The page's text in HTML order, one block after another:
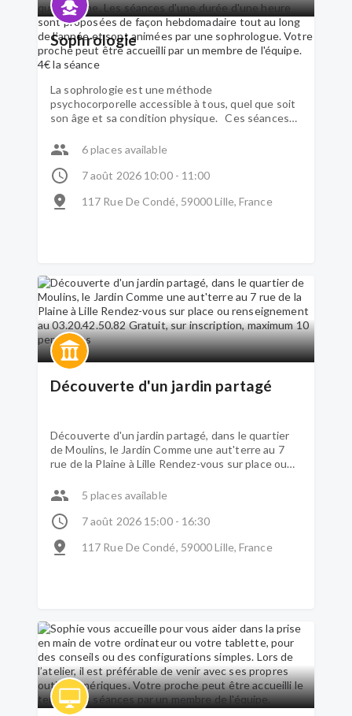
Sophrologie
La sophrologie est une méthode
psychocorporelle accessible à tous, quel que soit
son âge et sa condition physique. Ces séances
prendre soin de soi » dans le quotidien et d'offrir
quotidienne. Les séances d'une durée d'une
tout au long de l’année et sont animées par une
6 places available
7 août 2026 10:00 - 11:00
117 Rue De Condé, 59000 Lille, France
Découverte d'un jardin partagé
Découverte d'un jardin partagé, dans le quartier
de Moulins, le Jardin Comme une aut'terre au 7
rue de la Plaine à Lille Rendez-vous sur place ou
inscription, maximum 10 personnes
5 places available
7 août 2026 15:00 - 16:30
117 Rue De Condé, 59000 Lille, France